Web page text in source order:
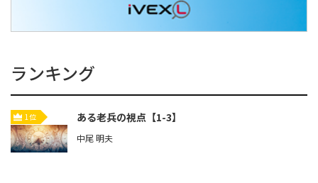
ランキング
1位 ある老兵の視点【1-3】
中尾 明夫